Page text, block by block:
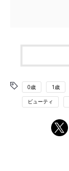
0歳 1歳
ビューティ